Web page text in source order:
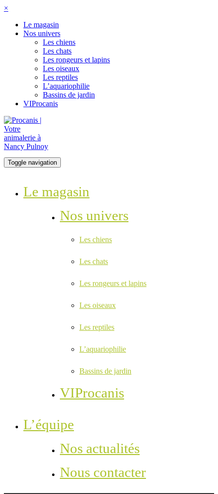
×
Le magasin
Nos univers
Les chiens
Les chats
Les rongeurs et lapins
Les oiseaux
Les reptiles
L’aquariophilie
Bassins de jardin
VIProcanis
Toggle navigation
Le magasin
Nos univers
Les chiens
Les chats
Les rongeurs et lapins
Les oiseaux
Les reptiles
L’aquariophilie
Bassins de jardin
VIProcanis
L’équipe
Nos actualités
Nous contacter